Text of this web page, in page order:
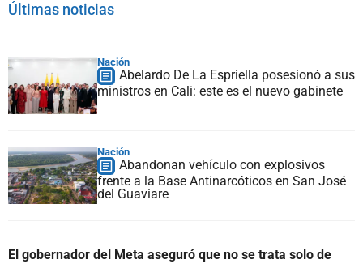
Últimas noticias
Nación
Abelardo De La Espriella posesionó a sus
ministros en Cali: este es el nuevo gabinete
Nación
Abandonan vehículo con explosivos
frente a la Base Antinarcóticos en San José
del Guaviare
El gobernador del Meta aseguró que no se trata solo de